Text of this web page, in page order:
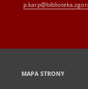
MAPA STRONY